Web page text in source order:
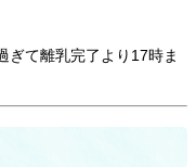
て離乳完了より17時ま